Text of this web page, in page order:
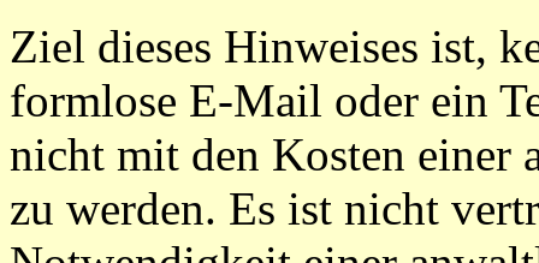
Ziel dieses Hinweises ist,
formlose E-Mail oder ein
nicht mit den Kosten einer
zu werden. Es ist nicht